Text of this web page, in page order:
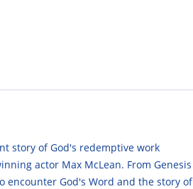
story of God's redemptive work
actor Max McLean. From Genesis
encounter God's Word and the story of